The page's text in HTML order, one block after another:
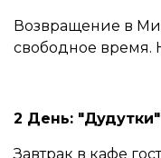
Возвращение в
свободное время.
2 День:
Завтрак в кафе